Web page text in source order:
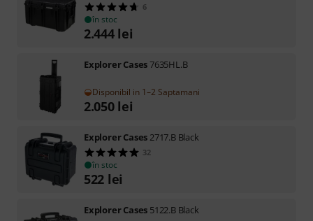
6
în stoc
2.444 lei
Explorer Cases7635HL.B
Disponibil in 1–2 Saptamani
2.050 lei
Explorer Cases 2717.B Black
32
în stoc
522 lei
Explorer Cases 5122.B Black